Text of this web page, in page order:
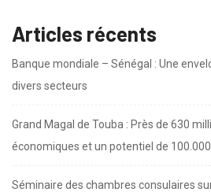
Articles récents
Banque mondiale – Sénégal : Une
divers secteurs
Grand Magal de Touba : Près de 630
économiques et un potentiel de
Séminaire des chambres consulaires